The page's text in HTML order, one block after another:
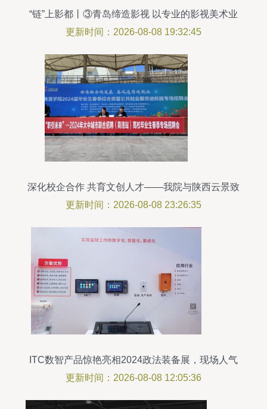
“链”上影都丨③青岛缔造影视 以专业的影视美术业
务扎根青岛 影视为底蕴的美术道具置景服务
更新时间：2026-08-08 19:32:45
深化校企合作 共育文创人才——我院与陕西云景致
新文化传媒共建大学生就业创业新平台
更新时间：2026-08-08 23:26:35
ITC数智产品惊艳亮相2024政法装备展，现场人气
持续爆棚
更新时间：2026-08-08 12:05:36